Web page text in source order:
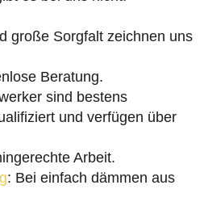
große Sorgfalt zeichnen uns
Beratung.
sind bestens
und verfügen über
Arbeit.
: Bei einfach dämmen aus